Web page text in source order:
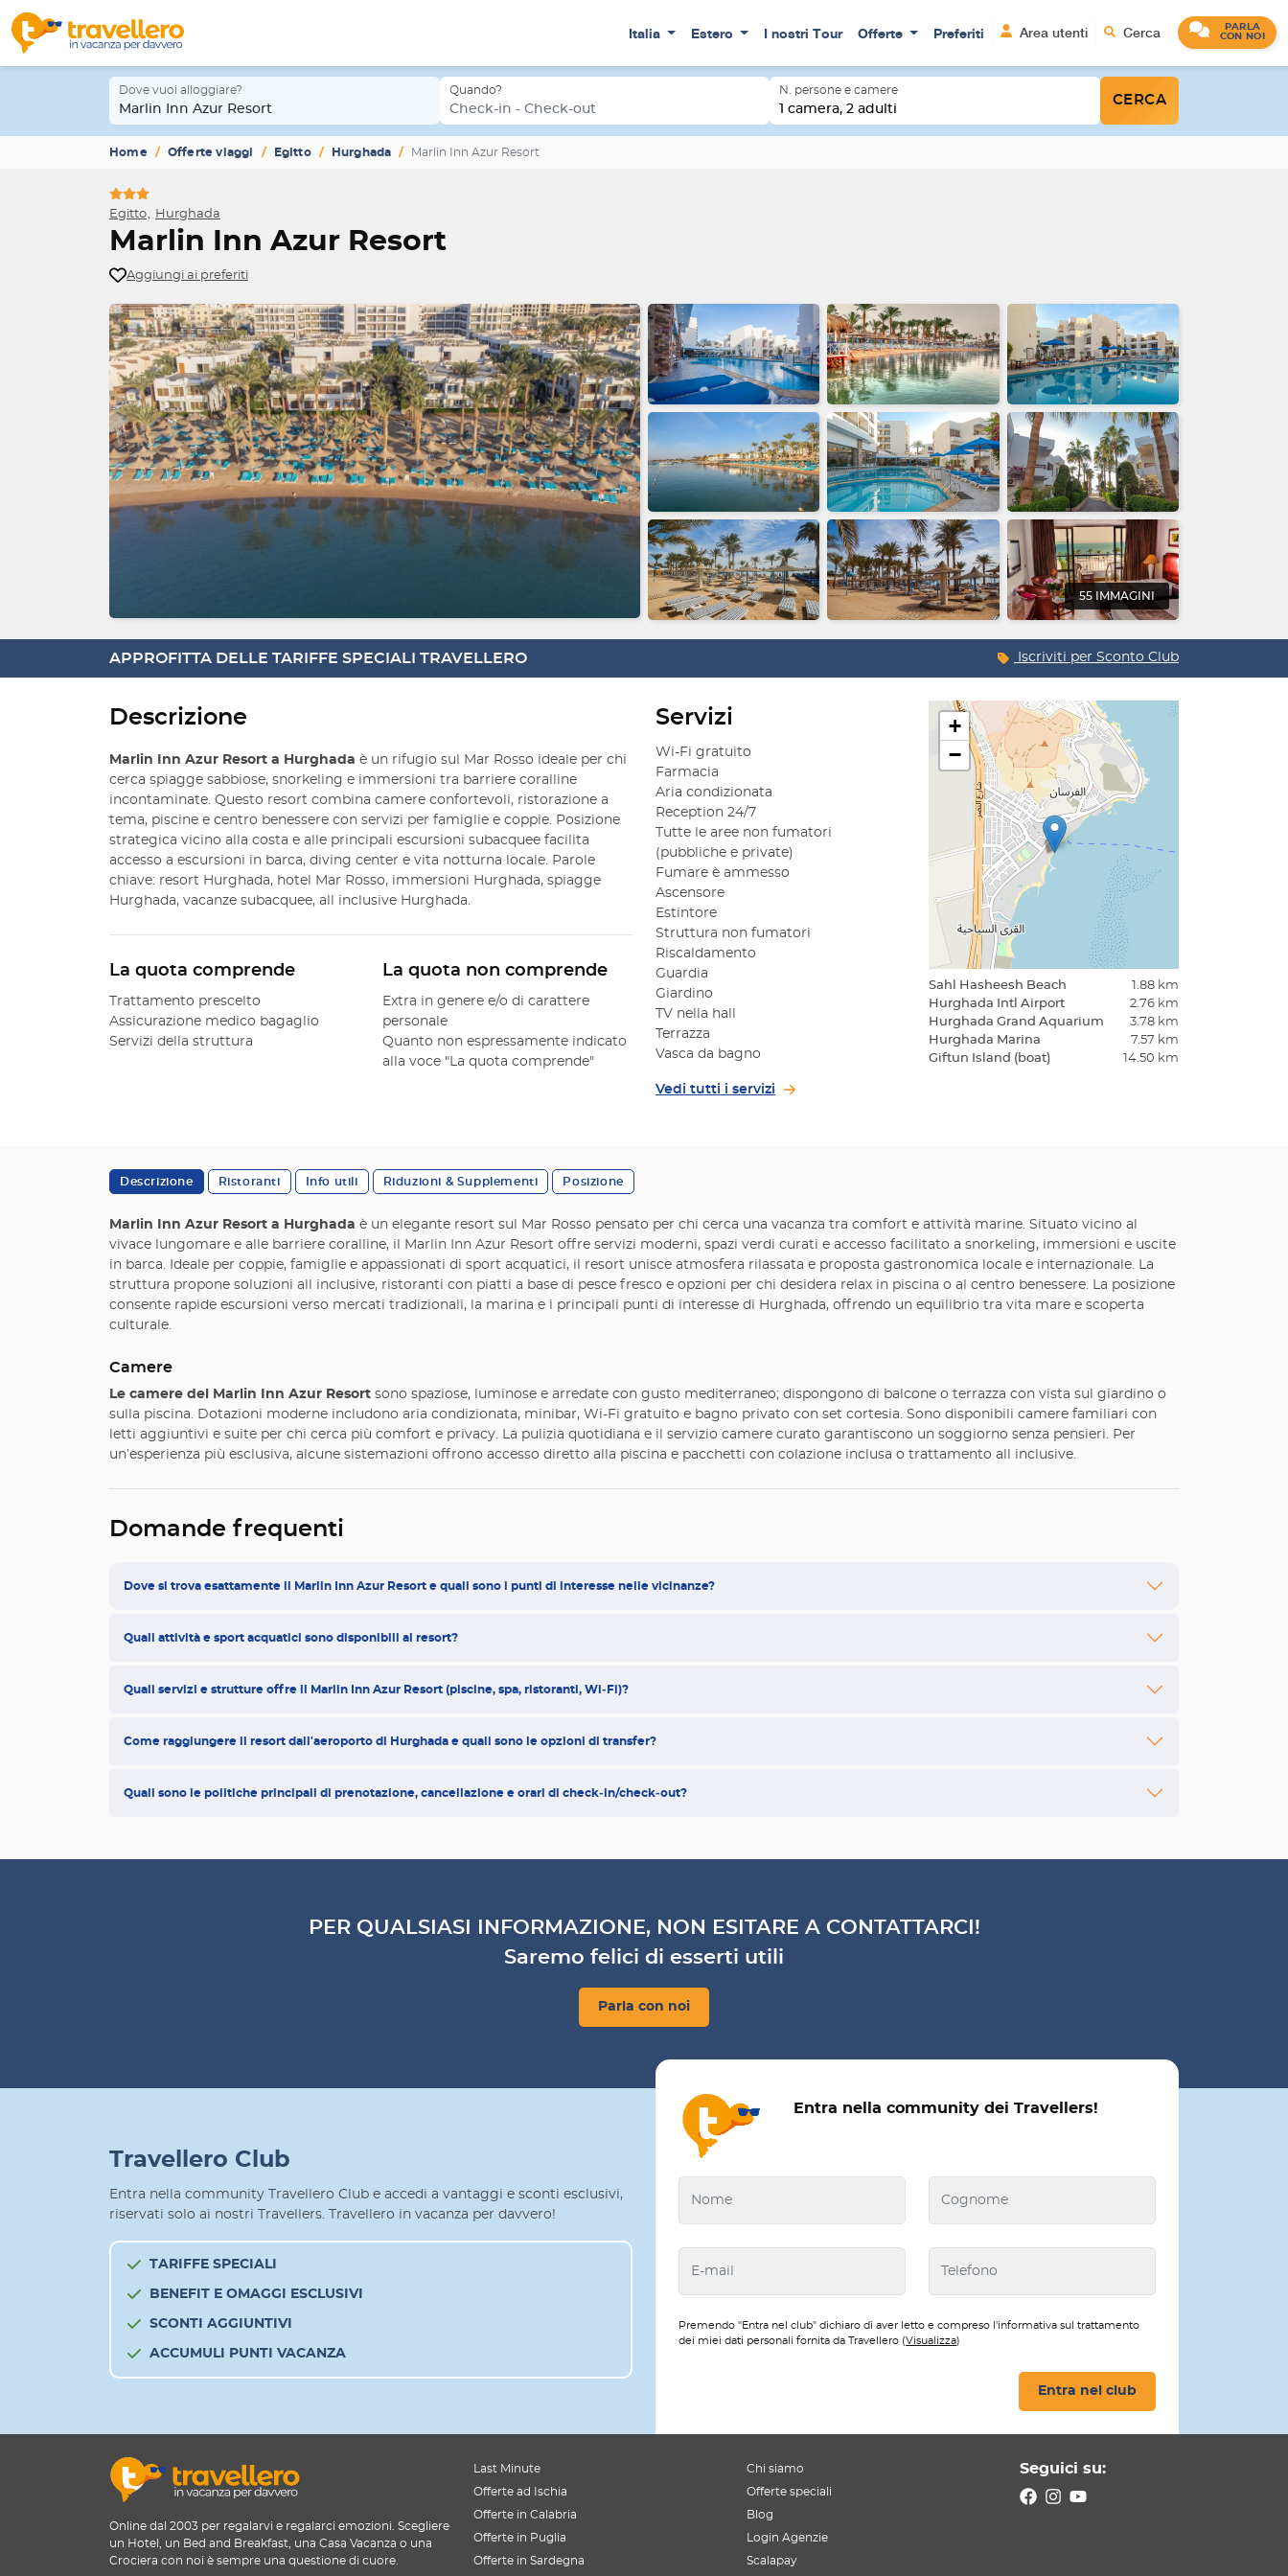
Italia Estero I nostri Tour Offerte Preferiti Area utenti Cerca
PARLA
CON NOI
Dove vuoi alloggiare?
Marlin Inn Azur Resort
Quando?
Check-in - Check-out
N. persone e camere
1 camera, 2 adulti
CERCA
Home Offerte viaggi Egitto Hurghada Marlin Inn Azur Resort
Egitto Hurghada
Marlin Inn Azur Resort
Aggiungi ai preferiti
55 IMMAGINI
APPROFITTA DELLE TARIFFE SPECIALI TRAVELLERO Iscriviti per Sconto Club
Descrizione
Marlin Inn Azur Resort a Hurghada è un rifugio sul Mar Rosso ideale per chi
cerca spiagge sabbiose, snorkeling e immersioni tra barriere coralline
incontaminate. Questo resort combina camere confortevoli, ristorazione a
tema, piscine e centro benessere con servizi per famiglie e coppie. Posizione
strategica vicino alla costa e alle principali escursioni subacquee facilita
accesso a escursioni in barca, diving center e vita notturna locale. Parole
chiave: resort Hurghada, hotel Mar Rosso, immersioni Hurghada, spiagge
Hurghada, vacanze subacquee, all inclusive Hurghada.
La quota comprende
Trattamento prescelto
Assicurazione medico bagaglio
Servizi della struttura
La quota non comprende
Extra in genere e/o di carattere
personale
Quanto non espressamente indicato
alla voce "La quota comprende"
Servizi
Wi-Fi gratuito
Farmacia
Aria condizionata
Reception 24/7
Tutte le aree non fumatori
(pubbliche e private)
Fumare è ammesso
Ascensore
Estintore
Struttura non fumatori
Riscaldamento
Guardia
Giardino
TV nella hall
Terrazza
Vasca da bagno
Vedi tutti i servizi
+
−
Sahl Hasheesh Beach
1.88 km
Hurghada Intl Airport
2.76 km
Hurghada Grand Aquarium
3.78 km
Hurghada Marina
7.57 km
Giftun Island (boat)
14.50 km
Descrizione Ristoranti Info utili Riduzioni & Supplementi Posizione
Marlin Inn Azur Resort a Hurghada è un elegante resort sul Mar Rosso pensato per chi cerca una vacanza tra comfort e attività marine. Situato vicino al
vivace lungomare e alle barriere coralline, il Marlin Inn Azur Resort offre servizi moderni, spazi verdi curati e accesso facilitato a snorkeling, immersioni e uscite
in barca. Ideale per coppie, famiglie e appassionati di sport acquatici, il resort unisce atmosfera rilassata e proposta gastronomica locale e internazionale. La
struttura propone soluzioni all inclusive, ristoranti con piatti a base di pesce fresco e opzioni per chi desidera relax in piscina o al centro benessere. La posizione
consente rapide escursioni verso mercati tradizionali, la marina e i principali punti di interesse di Hurghada, offrendo un equilibrio tra vita mare e scoperta
culturale.
Camere
Le camere del Marlin Inn Azur Resort sono spaziose, luminose e arredate con gusto mediterraneo; dispongono di balcone o terrazza con vista sul giardino o
sulla piscina. Dotazioni moderne includono aria condizionata, minibar, Wi-Fi gratuito e bagno privato con set cortesia. Sono disponibili camere familiari con
letti aggiuntivi e suite per chi cerca più comfort e privacy. La pulizia quotidiana e il servizio camere curato garantiscono un soggiorno senza pensieri. Per
un’esperienza più esclusiva, alcune sistemazioni offrono accesso diretto alla piscina e pacchetti con colazione inclusa o trattamento all inclusive.
Domande frequenti
Dove si trova esattamente il Marlin Inn Azur Resort e quali sono i punti di interesse nelle vicinanze?
Quali attività e sport acquatici sono disponibili al resort?
Quali servizi e strutture offre il Marlin Inn Azur Resort (piscine, spa, ristoranti, Wi‑Fi)?
Come raggiungere il resort dall'aeroporto di Hurghada e quali sono le opzioni di transfer?
Quali sono le politiche principali di prenotazione, cancellazione e orari di check‑in/check‑out?
PER QUALSIASI INFORMAZIONE, NON ESITARE A CONTATTARCI!
Saremo felici di esserti utili
Parla con noi
Travellero Club
Entra nella community Travellero Club e accedi a vantaggi e sconti esclusivi,
riservati solo ai nostri Travellers. Travellero in vacanza per davvero!
TARIFFE SPECIALI
BENEFIT E OMAGGI ESCLUSIVI
SCONTI AGGIUNTIVI
ACCUMULI PUNTI VACANZA
Entra nella community dei Travellers!
Premendo "Entra nel club" dichiaro di aver letto e compreso l'informativa sul trattamento
dei miei dati personali fornita da Travellero (Visualizza)
Entra nel club
Online dal 2003 per regalarvi e regalarci emozioni. Scegliere
un Hotel, un Bed and Breakfast, una Casa Vacanza o una
Crociera con noi è sempre una questione di cuore.
Last Minute
Offerte ad Ischia
Offerte in Calabria
Offerte in Puglia
Offerte in Sardegna
Chi siamo
Offerte speciali
Blog
Login Agenzie
Scalapay
Seguici su: